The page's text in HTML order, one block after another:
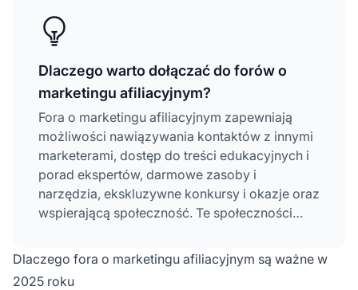
Dlaczego warto dołączać do forów o
marketingu afiliacyjnym?
Fora o marketingu afiliacyjnym zapewniają
możliwości nawiązywania kontaktów z innymi
marketerami, dostęp do treści edukacyjnych i
porad ekspertów, darmowe zasoby i
narzędzia, ekskluzywne konkursy i okazje oraz
wspierającą społeczność. Te społeczności
unikać kosztownych błędów i przyspieszyć
sukces w marketingu afiliacyjnym.
Dlaczego fora o marketingu afiliacyjnym są ważne w
2025 roku